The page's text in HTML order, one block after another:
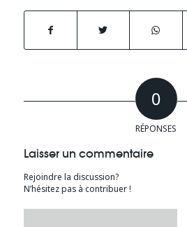
0
RÉPONSES
Laisser un commentaire
Rejoindre la discussion?
N’hésitez pas à contribuer !